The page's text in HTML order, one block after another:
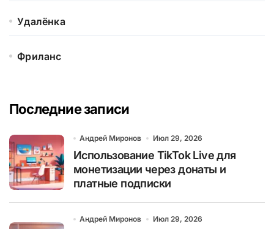
Удалёнка
Фриланс
Последние записи
Андрей Миронов Июл 29, 2026
Использование TikTok Live для
монетизации через донаты и
платные подписки
Андрей Миронов Июл 29, 2026